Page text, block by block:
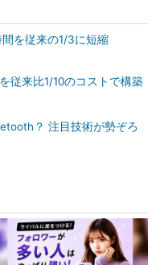
を従来の1/3に短縮
従来比1/10のコストで構築
？ 注目技術が勢ぞろ